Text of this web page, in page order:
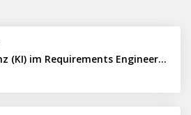
Künstliche Intelligenz (KI) im Requirements Engineering erfolgreich einsetzen